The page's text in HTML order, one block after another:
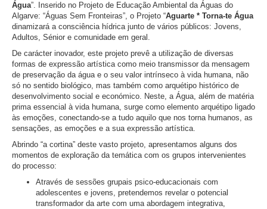
Água”. Inserido no Projeto de Educação Ambiental da Águas do
Algarve: “Águas Sem Fronteiras”, o Projeto “Aguarte * Torna-te Água
dinamizará a consciência hídrica junto de vários públicos: Jovens,
Adultos, Sénior e comunidade em geral.
De carácter inovador, este projeto prevê a utilização de diversas
formas de expressão artística como meio transmissor da mensagem
de preservação da água e o seu valor intrínseco à vida humana, não
só no sentido biológico, mas também como arquétipo histórico de
desenvolvimento social e económico. Neste, a Água, além de matéria
prima essencial à vida humana, surge como elemento arquétipo ligado
às emoções, conectando-se a tudo aquilo que nos torna humanos, as
sensações, as emoções e a sua expressão artística.
Abrindo “a cortina” deste vasto projeto, apresentamos alguns dos
momentos de exploração da temática com os grupos intervenientes
do processo:
Através de sessões grupais psico-educacionais com
adolescentes e jovens, pretendemos revelar o potencial
transformador da arte com uma abordagem integrativa,